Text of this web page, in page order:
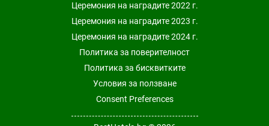
Церемония на наградите 2022 г.
Церемония на наградите 2023 г.
Церемония на наградите 2024 г.
Политика за поверителност
Политика за бисквитките
Условия за ползване
Consent Preferences